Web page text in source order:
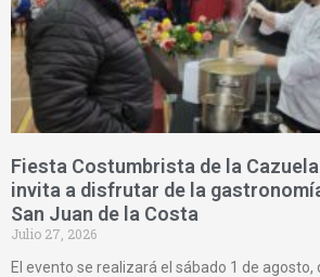
Fiesta Costumbrista de la
invita a disfrutar de la
San Juan de la Costa
Julio 27, 2026
El evento se realizará el sábado 1 de agosto,